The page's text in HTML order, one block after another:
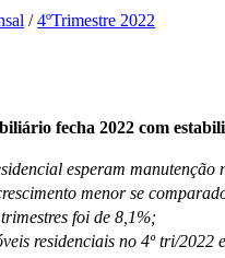
/4ºTrimestre 2022
fecha 2022 com
esperam manutenção
menor se
foi de 8,1%;
residenciais no 4º tri/